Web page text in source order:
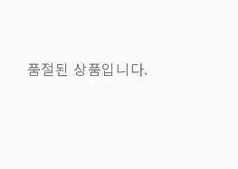
품절된 상품입니다.